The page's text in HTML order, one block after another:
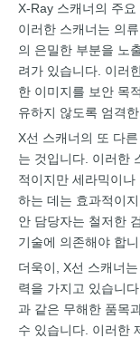
X-Ray 스캐너의 주
이러한 스캐너는 의
의 은밀한 부분을 노
려가 있습니다. 이러
한 이미지를 보안 목
유하지 않도록 엄격
X선 스캐너의 또 다
는 것입니다. 이러한
적이지만 세라믹이
하는 데는 효과적이
안 담당자는 철저한
기술에 의존해야 합니
더욱이, X선 스캐너
력을 가지고 있습니
과 같은 무해한 품목
수 있습니다. 이러한